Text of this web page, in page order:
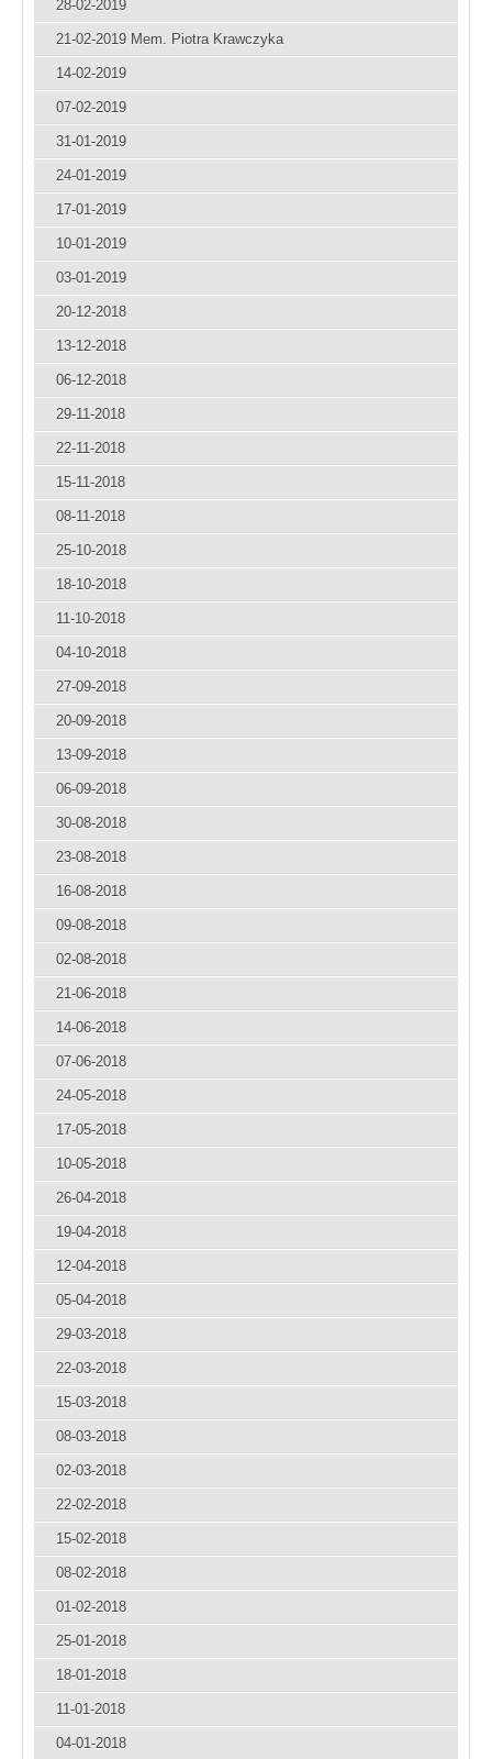
28-02-2019
21-02-2019 Mem. Piotra Krawczyka
14-02-2019
07-02-2019
31-01-2019
24-01-2019
17-01-2019
10-01-2019
03-01-2019
20-12-2018
13-12-2018
06-12-2018
29-11-2018
22-11-2018
15-11-2018
08-11-2018
25-10-2018
18-10-2018
11-10-2018
04-10-2018
27-09-2018
20-09-2018
13-09-2018
06-09-2018
30-08-2018
23-08-2018
16-08-2018
09-08-2018
02-08-2018
21-06-2018
14-06-2018
07-06-2018
24-05-2018
17-05-2018
10-05-2018
26-04-2018
19-04-2018
12-04-2018
05-04-2018
29-03-2018
22-03-2018
15-03-2018
08-03-2018
02-03-2018
22-02-2018
15-02-2018
08-02-2018
01-02-2018
25-01-2018
18-01-2018
11-01-2018
04-01-2018